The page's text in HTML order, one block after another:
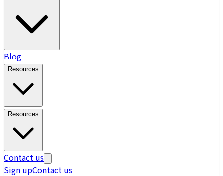
Blog
Resources
Resources
Contact us
Sign upContact us